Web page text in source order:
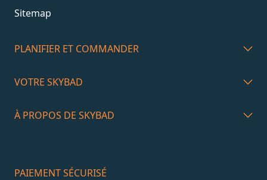
Sitemap
PLANIFIER ET COMMANDER
VOTRE SKYBAD
À PROPOS DE SKYBAD
PAIEMENT SÉCURISÉ